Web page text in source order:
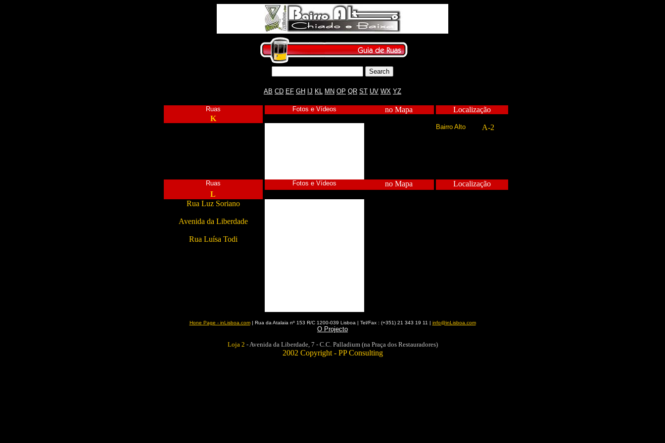
AB CD EF GH IJ KL MN OP QR ST UV WX YZ
Ruas Fotos e Vídeos no Mapa
Localização
K
Bairro Alto A-2
Ruas Fotos e Vídeos no Mapa
Localização
L
Rua Luz Soriano
Avenida da Liberdade
Rua Luísa Todi
Hone Page - inLisboa.com| Rua da Atalaia nº 153 R/C 1200-039 Lisboa | Tel/Fax : (+351) 21 343 19 11 | info@inLisboa.com
O Projecto
Loja 2 - Avenida da Liberdade, 7 - C.C. Palladium (na Praça dos Restauradores)
2002 Copyright - PP Consulting